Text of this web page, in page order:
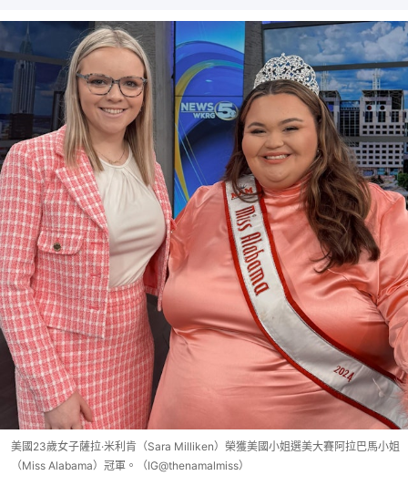
美國23歲女子薩拉·米利肯（Sara Milliken）榮獲美國小姐選美大賽阿拉巴馬小姐
（Miss Alabama）冠軍。（IG@thenamalmiss）